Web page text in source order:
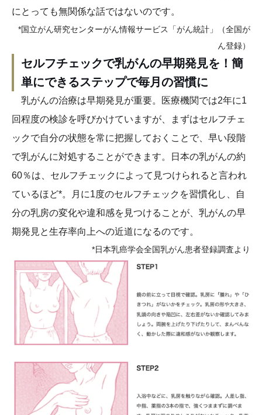
にとっても無関係な話ではないのです。
*国立がん研究センターがん情報サービス「がん統計」（全国が
ん登録）
セルフチェックで乳がんの早期発見を！簡
単にできるステップで毎月の習慣に
乳がんの治療は早期発見が重要。医療機関では2年に1
回程度の検診を呼びかけていますが、まずはセルフチェ
ックで自分の状態を常に把握しておくことで、早い段階
で乳がんに対処することができます。日本の乳がんの約
60％は、セルフチェックによって見つけられると言われ
ているほど*。月に1度のセルフチェックを習慣化し、自
分の乳房の変化や違和感を見つけることが、乳がんの早
期発見と生存率向上への近道になるのです。
*日本乳癌学会全国乳がん患者登録調査より